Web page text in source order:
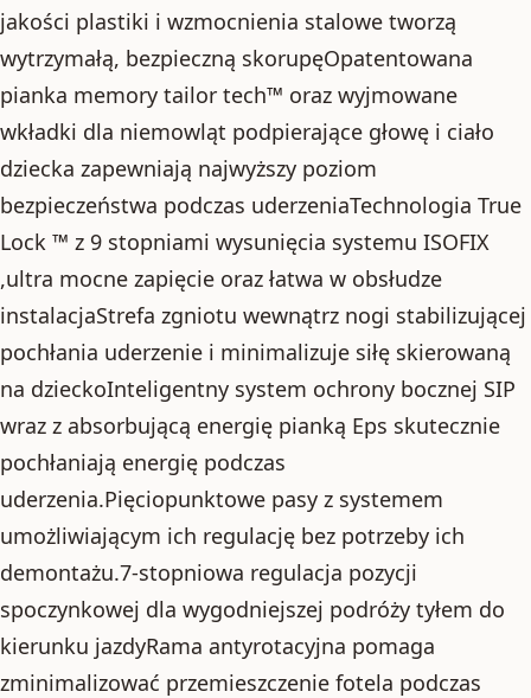
jakości plastiki i wzmocnienia stalowe tworzą
wytrzymałą, bezpieczną skorupęOpatentowana
pianka memory tailor tech™ oraz wyjmowane
wkładki dla niemowląt podpierające głowę i ciało
dziecka zapewniają najwyższy poziom
bezpieczeństwa podczas uderzeniaTechnologia True
Lock ™ z 9 stopniami wysunięcia systemu ISOFIX
,ultra mocne zapięcie oraz łatwa w obsłudze
instalacjaStrefa zgniotu wewnątrz nogi stabilizującej
pochłania uderzenie i minimalizuje siłę skierowaną
na dzieckoInteligentny system ochrony bocznej SIP
wraz z absorbującą energię pianką Eps skutecznie
pochłaniają energię podczas
uderzenia.Pięciopunktowe pasy z systemem
umożliwiającym ich regulację bez potrzeby ich
demontażu.7-stopniowa regulacja pozycji
spoczynkowej dla wygodniejszej podróży tyłem do
kierunku jazdyRama antyrotacyjna pomaga
zminimalizować przemieszczenie fotela podczas